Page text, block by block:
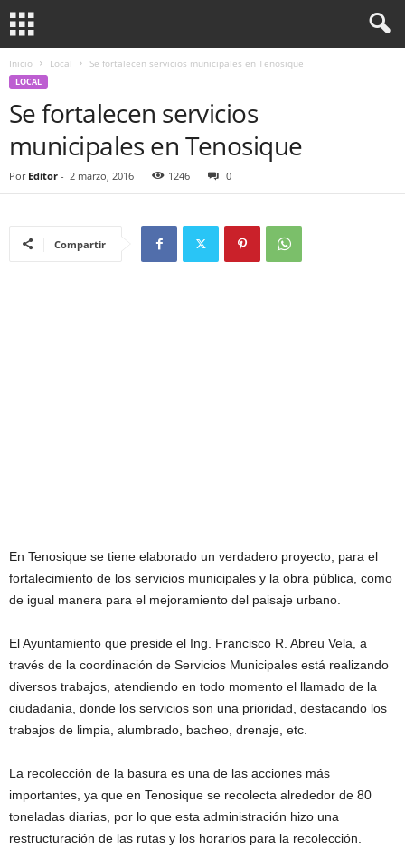
Inicio Local Se fortalecen servicios municipales en Tenosique
LOCAL
Se fortalecen servicios
municipales en Tenosique
Por Editor - 2 marzo, 2016 1246 0
Compartir
En Tenosique se tiene elaborado un verdadero proyecto, para el
fortalecimiento de los servicios municipales y la obra pública, como
de igual manera para el mejoramiento del paisaje urbano.
El Ayuntamiento que preside el Ing. Francisco R. Abreu Vela, a
través de la coordinación de Servicios Municipales está realizando
diversos trabajos, atendiendo en todo momento el llamado de la
ciudadanía, donde los servicios son una prioridad, destacando los
trabajos de limpia, alumbrado, bacheo, drenaje, etc.
La recolección de la basura es una de las acciones más
importantes, ya que en Tenosique se recolecta alrededor de 80
toneladas diarias, por lo que esta administración hizo una
restructuración de las rutas y los horarios para la recolección.